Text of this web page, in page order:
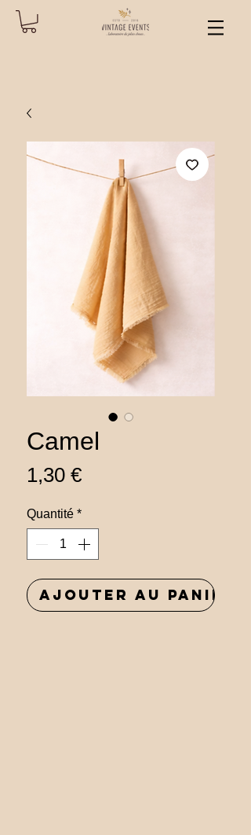
Camel
1,30 €Prix
Quantité *
Ajouter au panier